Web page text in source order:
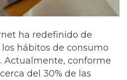
ha redefinido de
hábitos de consumo
Actualmente, conforme
del 30% de las